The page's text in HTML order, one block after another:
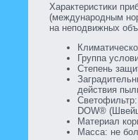
Характеристики
(международным
на неподвижных
Группа
Степень
действия
Светофильтр:
DOW®
Материал
Масса: не